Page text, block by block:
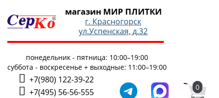
магазин МИР ПЛИТКИ
г. Красногорск
ул.Успенская, д.32
понедельник - пятница: 10:00–19:00
суббота - воскресенье + выходные: 11:00–19:00
+7(980) 122-39-22
+7(495) 56-56-555
0